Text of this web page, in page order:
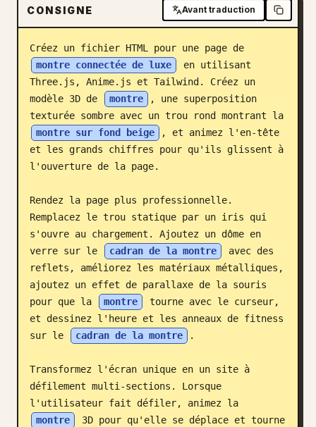
Mises à jour
CONSIGNE Avant traduction
Créez un fichier HTML pour une page de
montre connectée de luxe
en utilisant
Three.js, Anime.js et Tailwind. Créez un
modèle 3D de
montre
, une superposition
montre sur fond beige
, et animez l'en-tête
et les grands chiffres pour qu'ils glissent à
l'ouverture de la page.
Rendez la page plus professionnelle.
Remplacez le trou statique par un iris qui
s'ouvre au chargement. Ajoutez un dôme en
verre sur le
cadran de la montre
avec des
reflets, améliorez les matériaux métalliques,
ajoutez un effet de parallaxe de la souris
pour que la
montre
tourne avec le curseur,
et dessinez l'heure et les anneaux de fitness
sur le
cadran de la montre .
Transformez l'écran unique en un site à
défilement multi-sections. Lorsque
l'utilisateur fait défiler, animez la
montre
3D pour qu'elle se déplace et tourne